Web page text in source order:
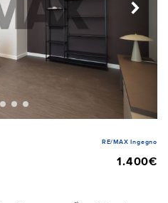
RE/MAX Ingegno
1.400€